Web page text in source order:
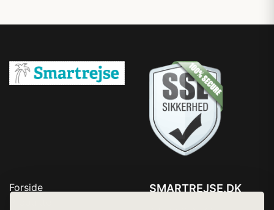
Forside
SMARTREJSE.DK